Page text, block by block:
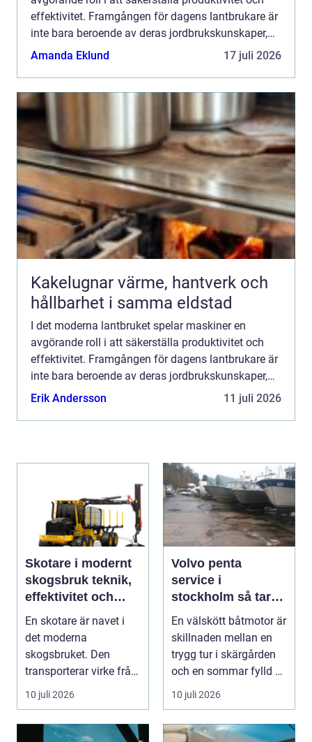
effektivitet. Framgången för dagens lantbrukare är
inte bara beroende av deras jordbrukskunskaper,
utan även av att der...
Amanda Eklund 17 juli 2026
Kakelugnar värme, hantverk och
hållbarhet i samma eldstad
I det moderna lantbruket spelar maskiner en
avgörande roll i att säkerställa produktivitet och
effektivitet. Framgången för dagens lantbrukare är
inte bara beroende av deras jordbrukskunskaper,
utan även av att der...
Erik Andersson 11 juli 2026
Skotare i modernt
skogsbruk teknik,
effektivitet och
hållbarhet
En skotare är navet i
det moderna
skogsbruket. Den
transporterar virke från
avverkningsplatsen till
10 juli 2026
Volvo penta
service i
stockholm så tar
du hand om din
båtmotor på rätt
sätt
En välskött båtmotor är
skillnaden mellan en
trygg tur i skärgården
och en sommar fylld av
ofrivilli...
10 juli 2026